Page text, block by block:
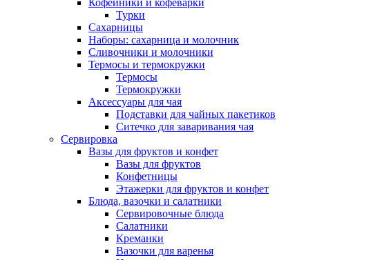
Кофейники и кофеварки
Турки
Сахарницы
Наборы: сахарница и молочник
Сливочники и молочники
Термосы и термокружки
Термосы
Термокружки
Аксессуары для чая
Подставки для чайных пакетиков
Ситечко для заваривания чая
Сервировка
Вазы для фруктов и конфет
Вазы для фруктов
Конфетницы
Этажерки для фруктов и конфет
Блюда, вазочки и салатники
Сервировочные блюда
Салатники
Креманки
Вазочки для варенья